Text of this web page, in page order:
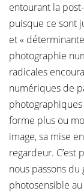
entourant la
puisque ce sont
et «
photographie
radicales
numériques de
forme plus ou
image, sa mise
regardeur.
nous passons
photosensible